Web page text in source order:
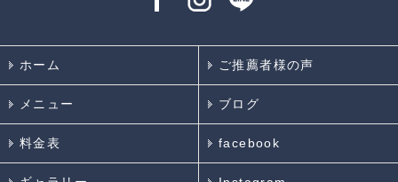
ホーム ご推薦者様の声
メニュー ブログ
料金表 facebook